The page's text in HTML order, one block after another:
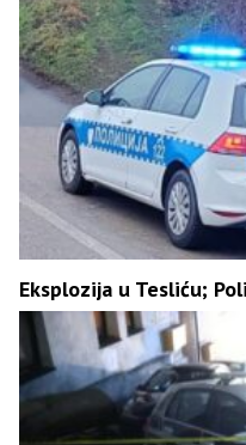
Eksplozija u Tesliću;